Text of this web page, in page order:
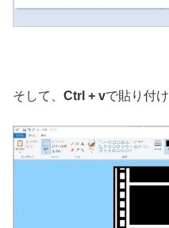
そして、 Ctrl + vで貼り付け